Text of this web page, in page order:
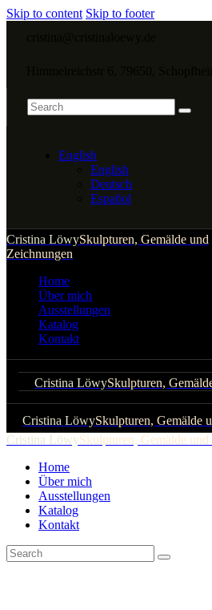
Skip to content Skip to footer
English
English
Deutsch
Español
Cristina LöwySkulpturen, Gemälde und
Zeichnungen
Home
Über mich
Ausstellungen
Katalog
Kontakt
Cristina LöwySkulpturen,
Cristina LöwySkulpturen, Gemälde
Cristina LöwySkulpturen, Gemälde
Home
Über mich
Ausstellungen
Katalog
Kontakt